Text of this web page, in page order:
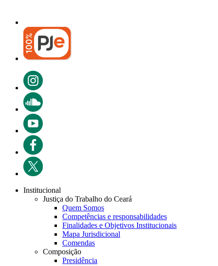
Institucional
Justiça do Trabalho do Ceará
Quem Somos
Competências e responsabilidades
Finalidades e Objetivos Institucionais
Mapa Jurisdicional
Comendas
Composição
Presidência